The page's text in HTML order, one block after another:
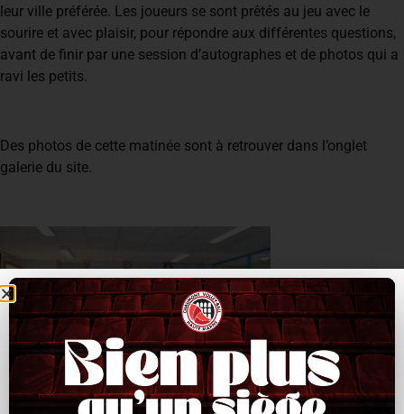
leur ville préférée. Les joueurs se sont prêtés au jeu avec le
sourire et avec plaisir, pour répondre aux différentes questions,
avant de finir par une session d’autographes et de photos qui a
ravi les petits.
Des photos de cette matinée sont à retrouver dans l’onglet
galerie du site.